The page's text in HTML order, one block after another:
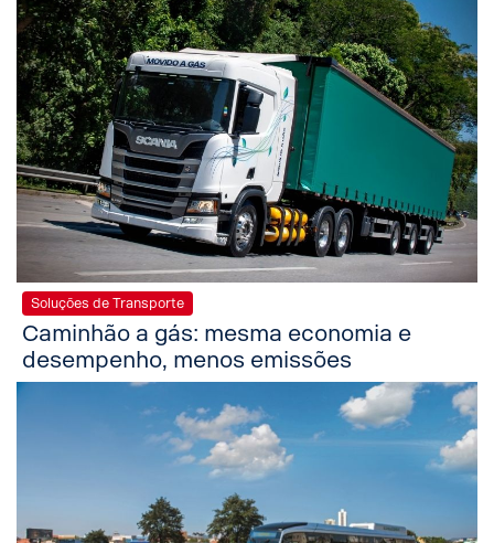
Soluções de Transporte
Caminhão a gás: mesma economia e
desempenho, menos emissões